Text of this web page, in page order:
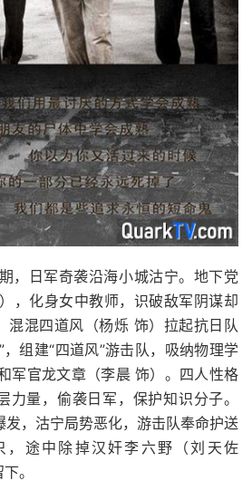
，日军奇袭沿海小城沽宁。地下党
，化身女中教师，识破敌军阴谋却
混混四道风（杨烁 饰）拉起抗日队
组建“四道风”游击队，吸纳物理学
军官龙文章（李晨 饰）。四人性格
力量，偷袭日军，保护知识分子。
发，沽宁局势恶化，游击队奉命护送
，途中除掉汉奸李六野（刘天佐
。